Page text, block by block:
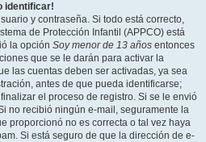
identificar!
y contraseña. Si todo está correcto,
de Protección Infantil (APPCO) está
la opción Soy menor de 13 años entonces
que se le darán para activar la
las cuentas deben ser activadas, ya sea
antes de que pueda identificarse;
el proceso de registro. Si se le envió
no recibió ningún e-mail, seguramente la
proporcionó no es correcta o tal vez haya
Si está seguro de que la dirección de e-